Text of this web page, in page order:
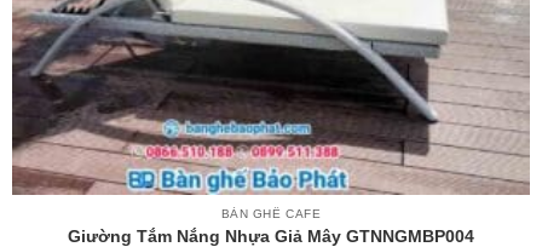
BÀN GHẾ CAFE
Giường Tắm Nắng Nhựa Giả Mây GTNNGMBP004